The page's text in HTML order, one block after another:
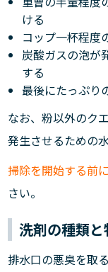
ける
コップ一杯程度
炭酸ガスの泡が
する
最後にたっぷり
なお、粉以外のク
発生させるための
掃除を開始する前
さい。
洗剤の種類
排水口の悪臭を取